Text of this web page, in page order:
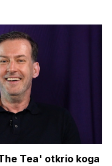
Tea' otkrio koga